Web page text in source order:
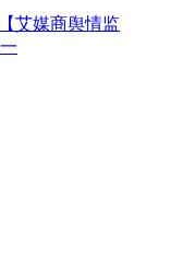
艾媒商舆情监